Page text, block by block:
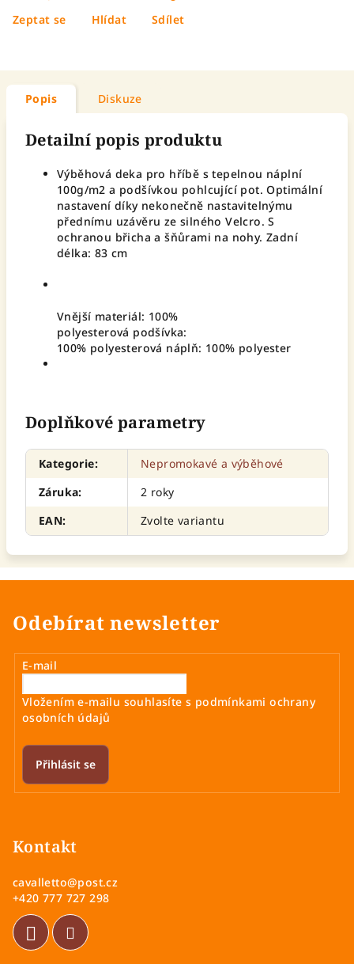
Zeptat se Hlídat Sdílet
Popis Diskuze
Detailní popis produktu
Výběhová deka pro hříbě s tepelnou náplní
100g/m2 a podšívkou pohlcující pot. Optimální
nastavení díky nekonečně nastavitelnýmu
přednímu uzávěru ze silného Velcro. S
ochranou břicha a šňůrami na nohy. Zadní
délka: 83 cm
Vnější materiál: 100%
polyesterová podšívka:
100% polyesterová náplň: 100% polyester
Doplňkové parametry
Kategorie:
Nepromokavé a výběhové
Záruka:
2 roky
EAN: Zvolte variantu
Odebírat newsletter
E-mail
Vložením e-mailu souhlasíte s podmínkami ochrany
osobních údajů
Přihlásit se
Kontakt
cavalletto@post.cz
+420 777 727 298